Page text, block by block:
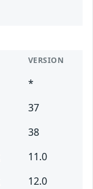
VERSION
*
37
38
11.0
12.0